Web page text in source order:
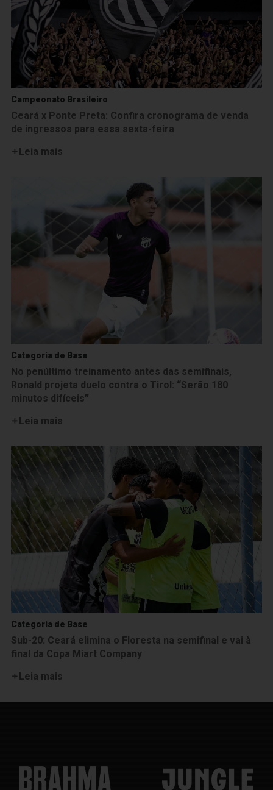
Campeonato Brasileiro
Ceará x Ponte Preta: Confira cronograma de venda
de ingressos para essa sexta-feira
Leia mais
Categoria de Base
No penúltimo treinamento antes das semifinais,
Ronald projeta duelo contra o Tirol: “Serão 180
minutos difíceis”
Leia mais
Categoria de Base
Sub-20: Ceará elimina o Floresta na semifinal e vai à
final da Copa Miart Company
Leia mais